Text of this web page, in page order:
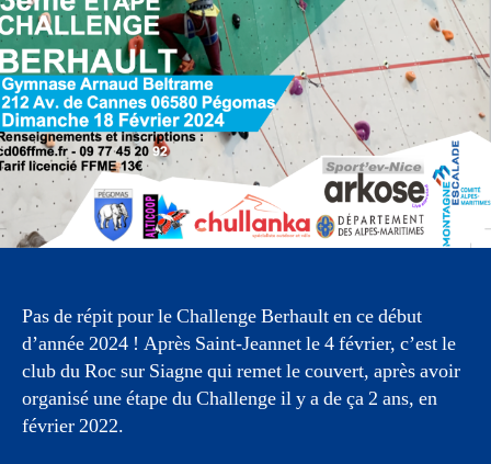
Pas de répit pour le Challenge Berhault en ce début
d’année 2024 ! Après Saint-Jeannet le 4 février, c’est le
club du Roc sur Siagne qui remet le couvert, après avoir
organisé une étape du Challenge il y a de ça 2 ans, en
février 2022.